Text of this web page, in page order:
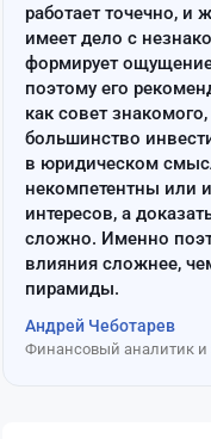
работает точечно, и
имеет дело с
формирует
поэтому его
как совет
большинство
в юридическом
некомпетентны или
интересов, а
сложно. Именно
влияния сложнее,
пирамиды.
Андрей Чеботарев
Финансовый аналитик и